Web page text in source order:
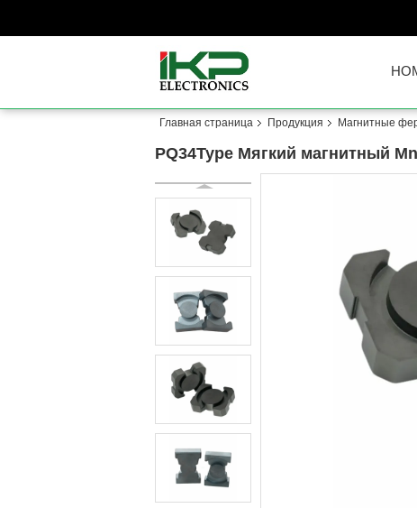
Главная страница Продукция Магнитные
PQ34Type Мягкий магнитный